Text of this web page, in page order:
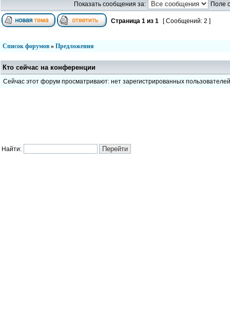
Показать сообщения за: Поле
Страница 1 из 1 [ Сообщений: 2 ]
Список форумов » Предложения
Кто сейчас на конференции
Сейчас этот форум просматривают: нет зарегистрированных пользователей
Найти: